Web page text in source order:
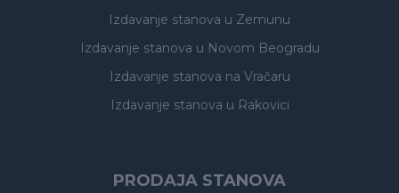
Izdavanje stanova u Zemunu
Izdavanje stanova u Novom Beogradu
Izdavanje stanova na Vračaru
Izdavanje stanova u Rakovici
PRODAJA STANOVA